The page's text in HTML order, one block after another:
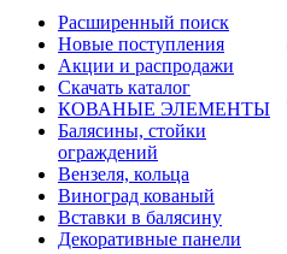
Расширенный поиск
Новые поступления
Акции и распродажи
Скачать каталог
КОВАНЫЕ ЭЛЕМЕНТЫ
Балясины, стойки
ограждений
Вензеля, кольца
Виноград кованый
Вставки в балясину
Декоративные панели